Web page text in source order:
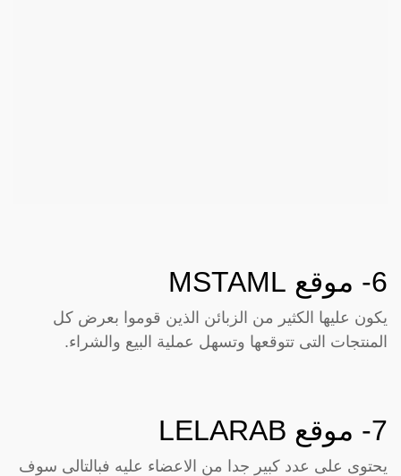
6- موقع MSTAML
يكون عليها الكثير من الزبائن الذين قوموا بعرض كل
المنتجات التى تتوقعها وتسهل عملية البيع والشراء.
7- موقع LELARAB
يحتوى على عدد كبير جدا من الاعضاء عليه فبالتالى سوف